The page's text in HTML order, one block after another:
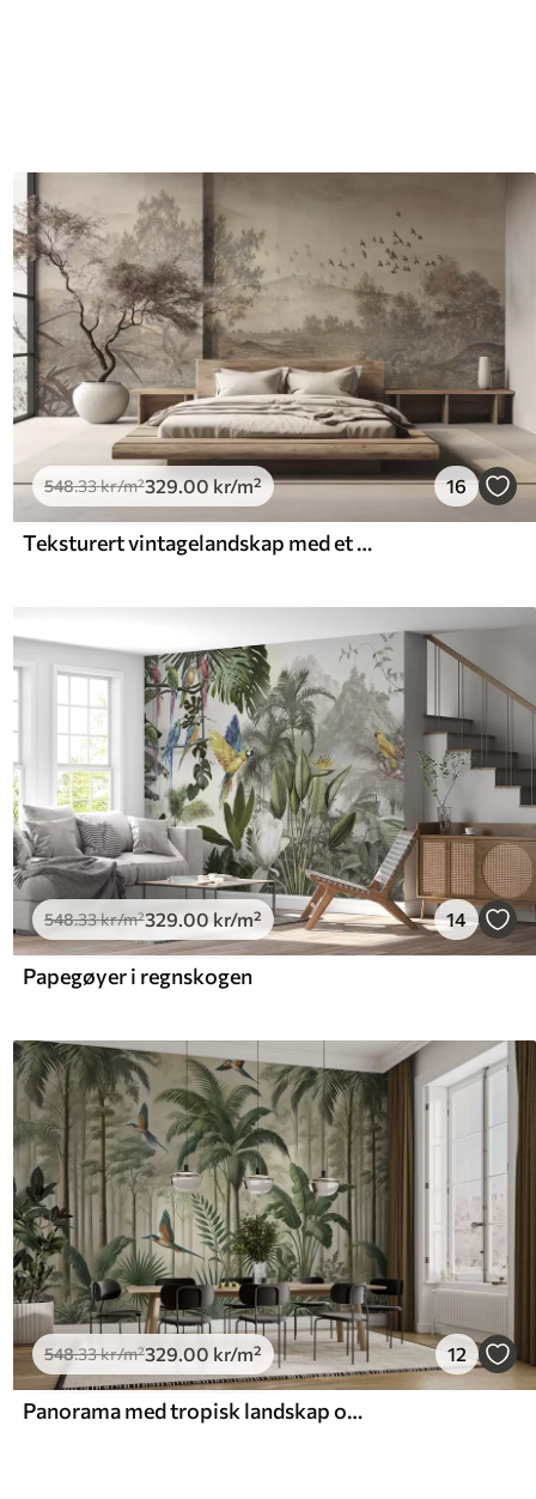
548.33kr/m²329.00kr/m² 16
Teksturert vintagelandskap med et tre nær en elv og en overskyet himmel, naturkunst i sepiatoner
548.33kr/m²329.00 kr/m² 14
Papegøyer i regnskogen
548.33kr/m²329 .00 kr/m² 12
Panorama med tropisk landskap og fugler